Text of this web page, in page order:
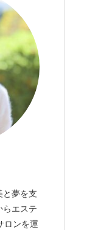
と夢を支
らエステ
ロンを運